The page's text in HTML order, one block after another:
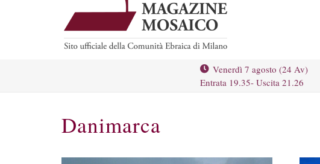
Venerdì 7 agosto (24 Av)
Entrata 19.35- Uscita 21.26
Danimarca